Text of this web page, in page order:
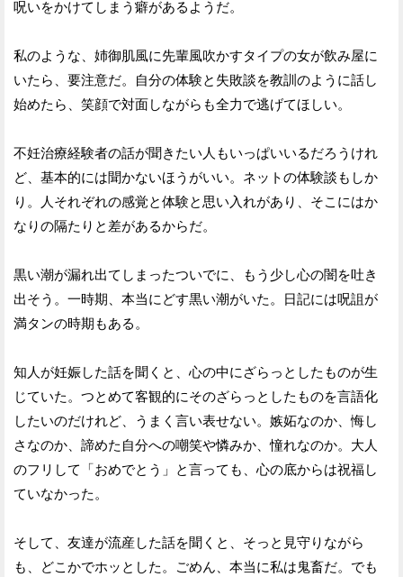
呪いをかけてしまう癖があるようだ。
私のような、姉御肌風に先輩風吹かすタイプの女が飲み屋に
いたら、要注意だ。自分の体験と失敗談を教訓のように話し
始めたら、笑顔で対面しながらも全力で逃げてほしい。
不妊治療経験者の話が聞きたい人もいっぱいいるだろうけれ
ど、基本的には聞かないほうがいい。ネットの体験談もしか
り。人それぞれの感覚と体験と思い入れがあり、そこにはか
なりの隔たりと差があるからだ。
黒い潮が漏れ出てしまったついでに、もう少し心の闇を吐き
出そう。一時期、本当にどす黒い潮がいた。日記には呪詛が
満タンの時期もある。
知人が妊娠した話を聞くと、心の中にざらっとしたものが生
じていた。つとめて客観的にそのざらっとしたものを言語化
したいのだけれど、うまく言い表せない。嫉妬なのか、悔し
さなのか、諦めた自分への嘲笑や憐みか、憧れなのか。大人
のフリして「おめでとう」と言っても、心の底からは祝福し
ていなかった。
そして、友達が流産した話を聞くと、そっと見守りながら
も、どこかでホッとした。ごめん、本当に私は鬼畜だ。でも